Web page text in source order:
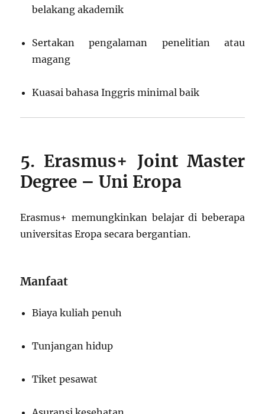
belakang akademik
Sertakan pengalaman penelitian atau
magang
Kuasai bahasa Inggris minimal baik
5. Erasmus+ Joint Master
Degree – Uni Eropa
Erasmus+ memungkinkan belajar di beberapa
universitas Eropa secara bergantian.
Manfaat
Biaya kuliah penuh
Tunjangan hidup
Tiket pesawat